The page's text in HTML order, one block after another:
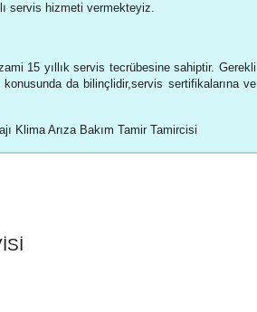
servis hizmeti vermekteyiz.
15 yıllık servis tecrübesine sahiptir. Gerekli
da bilinçlidir,servis sertifikalarına ve
Klima Arıza Bakım Tamir Tamircisi